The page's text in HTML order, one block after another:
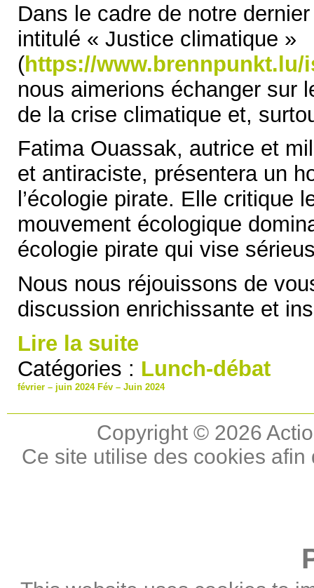
Dans le cadre de notre
intitulé « Justice climatique »
(https://
nous aimerions échanger sur
de la crise climatique et,
Fatima Ouassak, autrice et
et antiraciste, présentera un
l’écologie pirate. Elle critique
mouvement écologique
écologie pirate qui vise
Nous nous réjouissons de
discussion enrichissante et
Lire la suite
Catégories : Lunch-débat
février – juin 2024 Fév – Juin 2024
Copyright © 2026
Ce site utilise des cookies